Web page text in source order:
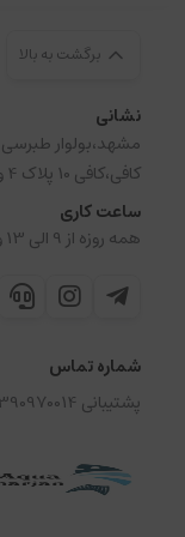
برگشت به بالا
نشانی
کافی،کافی 10 پلاک 4 واحد 2
ساعت کاری
همه روزه از 9 الی 13 و از 17 الی 21
شماره تماس
پشتیبانی 09390970014